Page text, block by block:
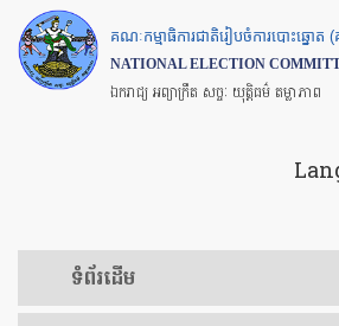
Skip
to
main
គណៈកម្មាធិការជាតិរៀបចំការបោះឆ្នោត
NATIONAL ELECTION
ឯករាជ្យ អព្យាក្រឹត សច្ចៈ យុត្តិធម៌ តម្លាភាព
ទំព័រ​ដើម